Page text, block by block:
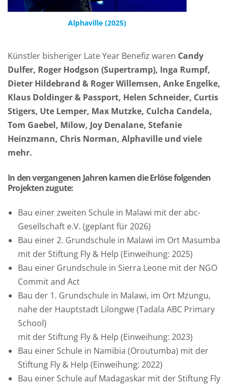
Alphaville (2025)
Künstler bisheriger Late Year Benefiz waren Candy
Dulfer, Roger Hodgson (Supertramp), Inga Rumpf,
Dieter Hildebrand & Roger Willemsen, Anke Engelke,
Klaus Doldinger & Passport, Helen Schneider, Curtis
Stigers, Ute Lemper, Max Mutzke, Culcha Candela,
Tom Gaebel, Milow, Joy Denalane, Stefanie
Heinzmann, Chris Norman, Alphaville und viele
mehr.
In den vergangenen Jahren kamen die Erlöse folgenden
Projekten zugute:
Bau einer zweiten Schule in Malawi mit der abc-
Gesellschaft e.V. (geplant für 2026)
Bau einer 2. Grundschule in Malawi im Ort Masumba
mit der Stiftung Fly & Help (Einweihung: 2025)
Bau einer Grundschule in Sierra Leone mit der NGO
Commit and Act
Bau der 1. Grundschule in Malawi, im Ort Mzungu,
nahe der Hauptstadt Lilongwe (Tadala ABC Primary
School)
mit der Stiftung Fly & Help (Einweihung: 2023)
Bau einer Schule in Namibia (Oroutumba) mit der
Stiftung Fly & Help (Einweihung: 2022)
Bau einer Schule auf Madagaskar mit der Stiftung Fly